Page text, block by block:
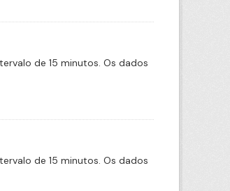
de 15 minutos. Os dados
de 15 minutos. Os dados